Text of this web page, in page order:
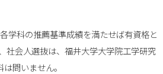
学科の推薦基準成績を満たせば有資格と
会人選抜は、福井大学大学院工学研究
問いません。